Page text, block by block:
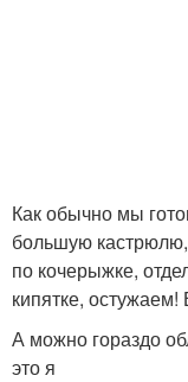
Как обычно мы
большую
по кочерыжке,
кипятке,
А можно гораздо
это я